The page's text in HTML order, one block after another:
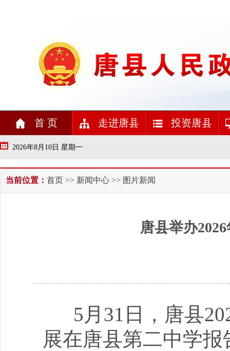
首 页 走进唐县 投资唐县
2026年8月10日 星期一
当前位置： 首页 >> 新闻中心 >> 图片新闻
唐县举办
5月31日，唐县
展在唐县第二中学